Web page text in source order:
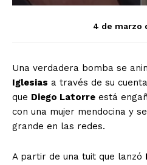
4 de marzo
Una verdadera bomba se
Iglesias a través de su
que Diego Latorre está
con una mujer mendocina y
grande en las redes.
A partir de una tuit que lanzó